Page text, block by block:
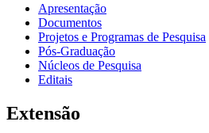
Apresentação
Documentos
Projetos e Programas de Pesquisa
Pós-Graduação
Núcleos de Pesquisa
Editais
Extensão